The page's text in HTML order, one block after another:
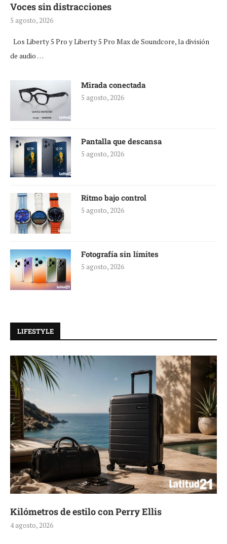
Voces sin distracciones
5 agosto, 2026
Los Liberty 5 Pro y Liberty 5 Pro Max de Soundcore, la división
de audio …
Mirada conectada
5 agosto, 2026
Pantalla que descansa
5 agosto, 2026
Ritmo bajo control
5 agosto, 2026
Fotografía sin límites
5 agosto, 2026
LIFESTYLE
Kilómetros de estilo con Perry Ellis
4 agosto, 2026